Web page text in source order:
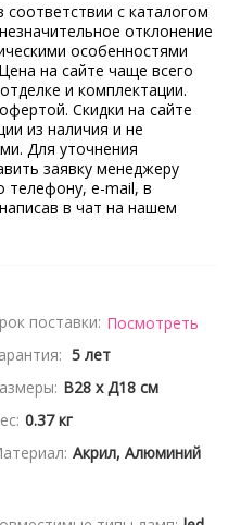
с каталогом
отклонение
особенностями
на сайте чаще всего
и комплектации.
Скидки на сайте
из наличия и не
Для уточнения
заявку менеджеру
e-mail, в
в чат на нашем
поставки: Посмотреть
5 лет
В28 x Д18 см
0.37 кг
Акрил, Алюминий